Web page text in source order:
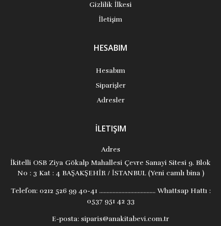
Gizlilik İlkesi
İletişim
HESABIM
Hesabım
Siparişler
Adresler
İLETIŞIM
Adres
İkitelli OSB Ziya Gökalp Mahallesi Çevre Sanayi Sitesi 9. Blok
No : 3 Kat : 4 BAŞAKŞEHİR / İSTANBUL (Yeni camlı bina )
Telefon:0212 526 99 40-41 ...................................... Whattsap Hattı :
0537 951 42 33
E-posta: siparis@anakitabevi.com.tr